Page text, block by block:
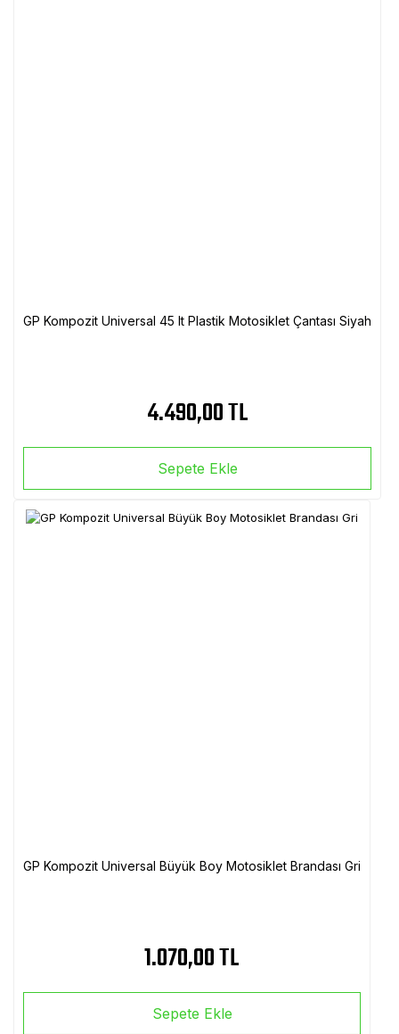
GP Kompozit Universal 45 lt Plastik Motosiklet Çantası Siyah
4.490,00 TL
Sepete Ekle
GP Kompozit Universal Büyük Boy Motosiklet Brandası Gri
1.070,00 TL
Sepete Ekle